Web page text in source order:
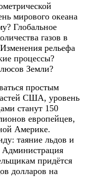
мирового океана
Глобальное
газов в
рельефа
процессы?
Земли?
простым
США, уровень
станут 150
европейцев,
Америке.
: таяние льдов и
придётся
долларов на